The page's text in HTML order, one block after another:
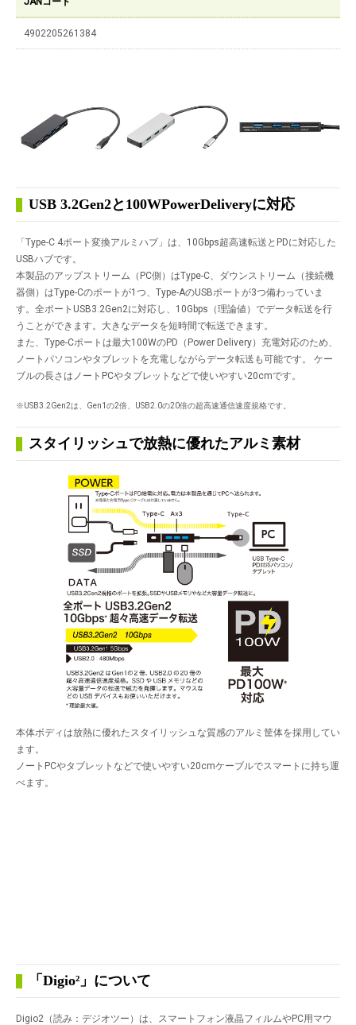
4902205261384
USB 3.2Gen2と100WPowerDeliveryに対応
「Type-C 4ポート変換アルミハブ」は、10Gbps超高速転送とPDに対応した
USBハブです。
本製品のアップストリーム（PC側）はType-C、ダウンストリーム（接続機
器側）はType-Cのポートが1つ、Type-AのUSBポートが3つ備わっていま
す。全ポートUSB3.2Gen2に対応し、10Gbps（理論値）でデータ転送を行
うことができます。大きなデータを短時間で転送できます。
また、Type-Cポートは最大100WのPD（Power Delivery）充電対応のため、
ノートパソコンやタブレットを充電しながらデータ転送も可能です。 ケー
ブルの長さはノートPCやタブレットなどで使いやすい20cmです。
※USB3.2Gen2は、Gen1の2倍、USB2.0の20倍の超高速通信速度規格です。
スタイリッシュで放熱に優れたアルミ素材
本体ボディは放熱に優れたスタイリッシュな質感のアルミ筐体を採用してい
ます。
ノートPCやタブレットなどで使いやすい20cmケーブルでスマートに持ち運
べます。
「Digio²」について
Digio2（読み：デジオツー）は、スマートフォン液晶フィルムやPC用マウ